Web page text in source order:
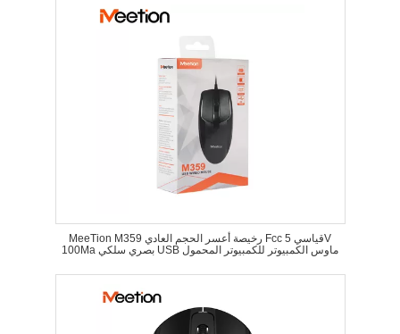
MeeTion M359 رخيصة أعسر الحجم العادي Fcc قياسي 5V
100Ma بصري سلكي USB ماوس الكمبيوتر للكمبيوتر المحمول